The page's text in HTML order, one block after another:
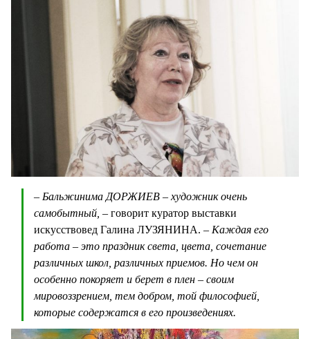
– Бальжинима ДОРЖИЕВ – художник очень
самобытный, – говорит куратор выставки
искусствовед Галина ЛУЗЯНИНА. – Каждая его
работа – это праздник света, цвета, сочетание
различных школ, различных приемов. Но чем он
особенно покоряет и берет в плен – своим
мировоззрением, тем добром, той философией,
которые содержатся в его произведениях.